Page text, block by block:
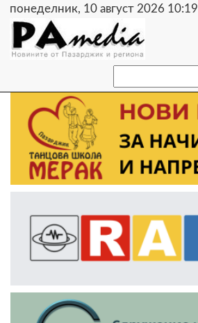
понеделник, 10 август 2026 10:19